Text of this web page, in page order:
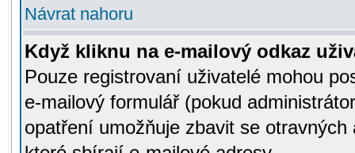
Návrat nahoru
Když kliknu na e-mailový odkaz
Pouze registrovaní uživatelé mohou
e-mailový formulář (pokud
opatření umožňuje zbavit se